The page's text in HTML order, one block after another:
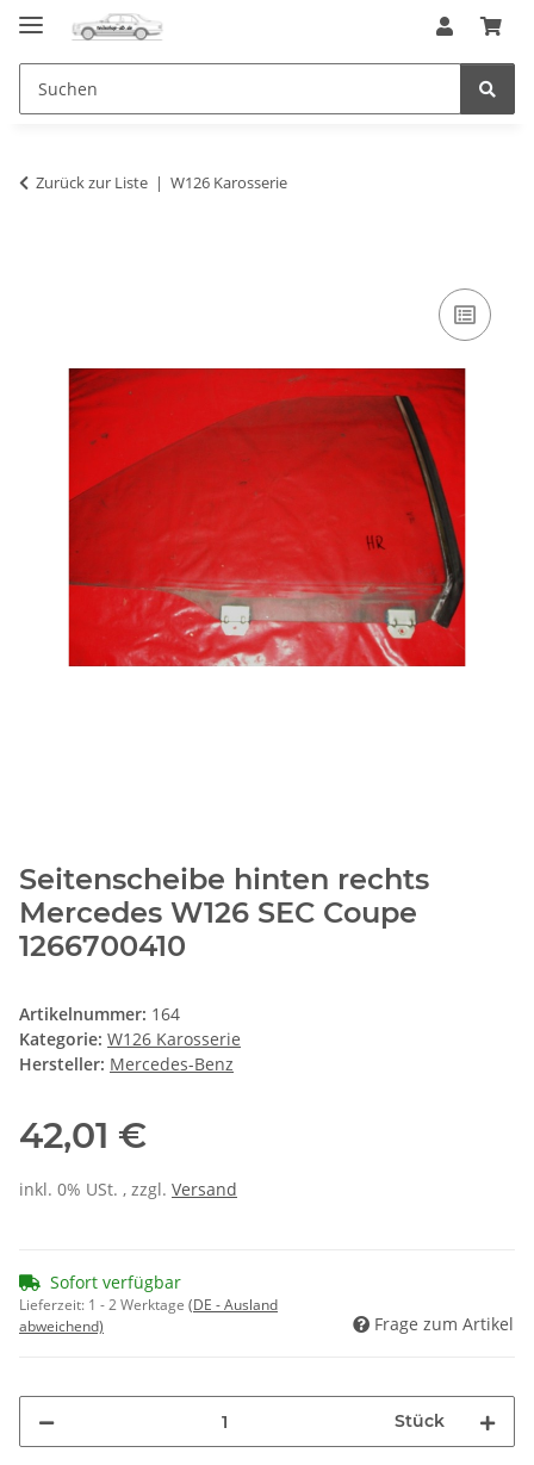
Zurück zur Liste W126 Karosserie
Seitenscheibe hinten rechts
Mercedes W126 SEC Coupe
1266700410
Artikelnummer: 164
Kategorie: W126 Karosserie
Hersteller: Mercedes-Benz
42,01 €
inkl. 0% USt. , zzgl. Versand
Sofort verfügbar
Lieferzeit: 1 - 2 Werktage (DE - Ausland
abweichend)
Frage zum Artikel
Stück